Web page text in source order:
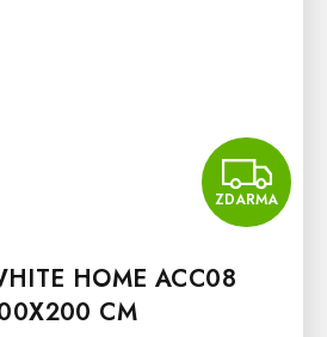
ZDARMA
HOME ACC08
CM